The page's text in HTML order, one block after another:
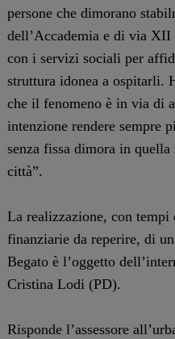
persone che dimorano
dell’Accademia e di via
con i servizi sociali per
struttura idonea a ospitarli.
che il fenomeno è in via di
intenzione rendere sempre
senza fissa dimora in
città”.
La realizzazione, con tempi
finanziarie da reperire, di
Begato è l’oggetto
Cristina Lodi (PD).
Risponde l’assessore